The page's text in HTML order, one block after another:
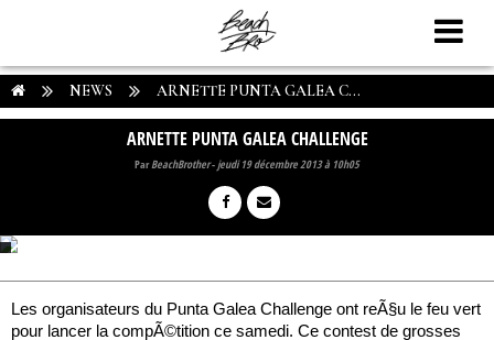
NEWS ARNETTE PUNTA GALEA C...
ARNETTE PUNTA GALEA CHALLENGE
ParBeachBrother-jeudi 19 décembre 2013 à 10h05
Les organisateurs du Punta Galea Challenge ont reÃ§u le feu vert
pour lancer la compÃ©tition ce samedi. Ce contest de grosses